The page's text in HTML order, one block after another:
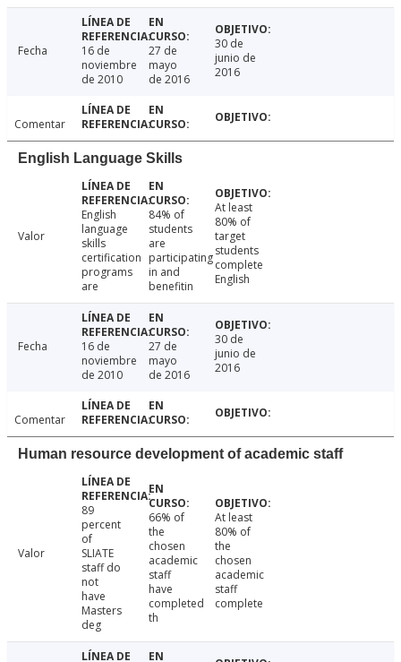
Fecha
16 de
noviembre
de 2010
27 de
mayo
de 2016
30 de
junio de
2016
Comentar
English Language Skills
Valor
English
language
skills
certification
programs
are
84% of
students
are
participating
in and
benefitin
At least
80% of
target
students
complete
English
Fecha
16 de
noviembre
de 2010
27 de
mayo
de 2016
30 de
junio de
2016
Comentar
Human resource development of academic staff
Valor
89
percent
of
SLIATE
staff do
not
have
Masters
deg
66% of
the
chosen
academic
staff
have
completed
th
At least
80% of
the
chosen
academic
staff
complete